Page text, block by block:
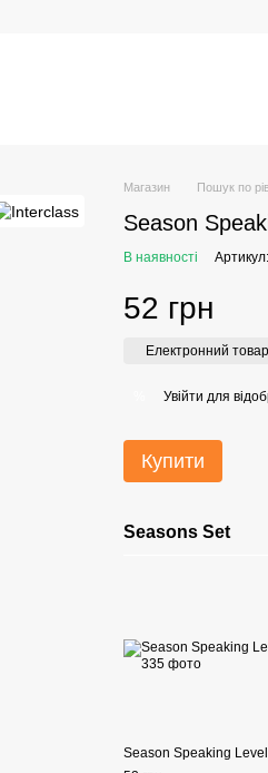
Магазин Пошук по
Season
В наявності
52 грн
Електронний товар
Увійти для
Купити
Seasons Set
Season Speaking